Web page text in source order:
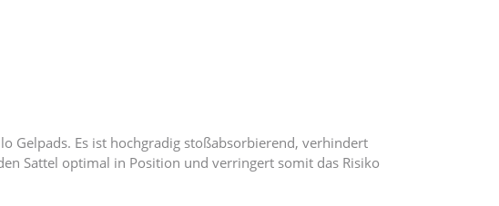
Gelpads. Es ist hochgradig stoßabsorbierend, verhindert
Sattel optimal in Position und verringert somit das Risiko